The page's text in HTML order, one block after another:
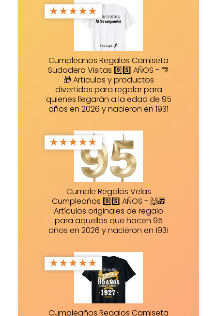
★★★★★
Cumpleaños Regalos Camiseta
Sudadera Visitas 9️⃣5️⃣ AÑOS - 🎊
🎁 Artículos y productos
divertidos para regalar para
quienes llegarán a la edad de 95
años en 2026 y nacieron en 1931
★★★★★
Cumple Regalos Velas
Cumpleaños 9️⃣5️⃣ AÑOS - 🙌🎁
Artículos originales de regalo
para aquellos que hacen 95
años en 2026 y nacieron en 1931
★★★★★
Cumpleaños Regalos Camiseta